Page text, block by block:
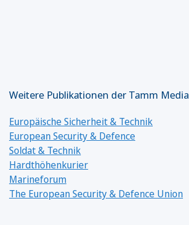
Weitere Publikationen der Tamm Media
Europäische Sicherheit & Technik
European Security & Defence
Soldat & Technik
Hardthöhenkurier
Marineforum
The European Security & Defence Union